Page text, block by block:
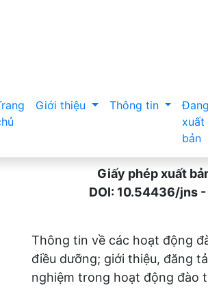
Giới thiệu Thông tin
Đang
xuất
bản
Giấy phép xuất bản:
DOI: 10.54436/jns -
Thông tin về các hoạt động
điều dưỡng; giới thiệu, đăng
nghiệm trong hoạt động đào